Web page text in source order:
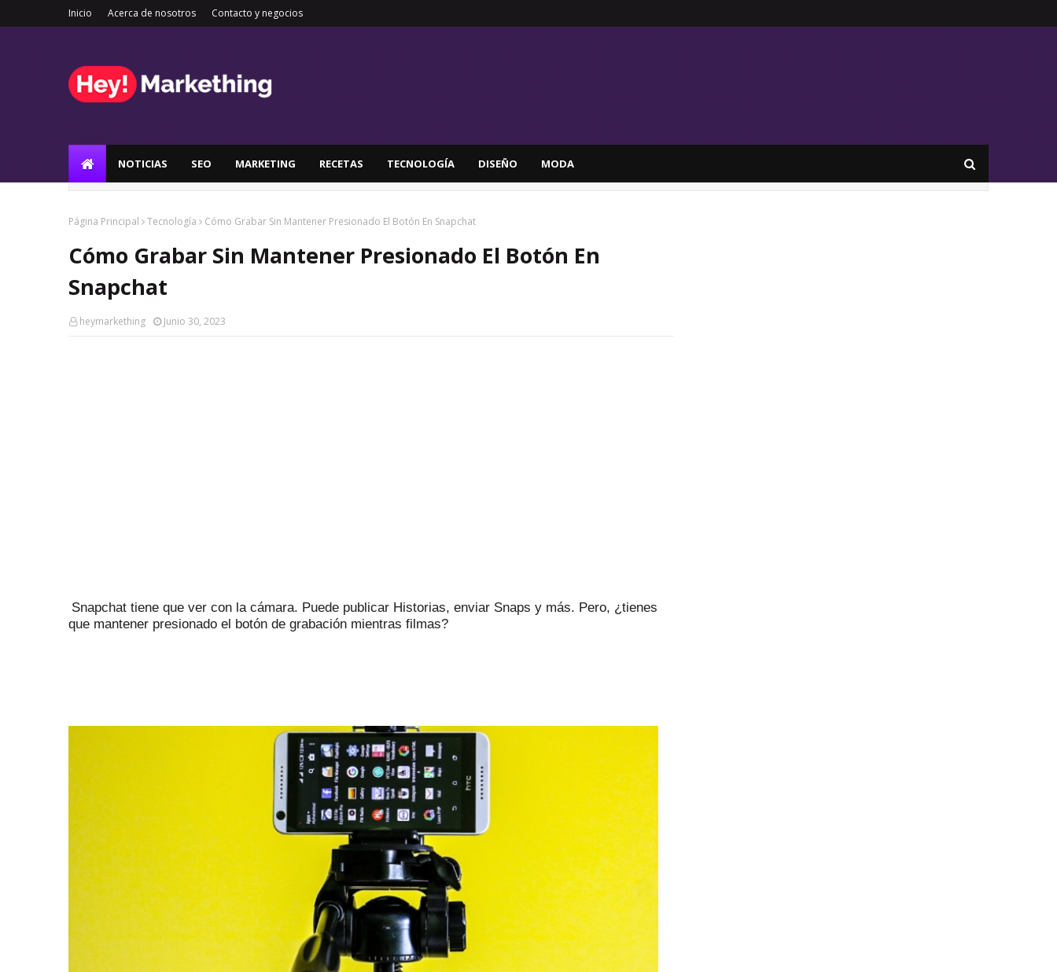
Inicio Acerca de nosotros Contacto y negocios
NOTICIAS SEO MARKETING RECETAS TECNOLOGÍA DISEÑO MODA
Página Principal Tecnología Cómo Grabar Sin Mantener Presionado El Botón En Snapchat
Cómo Grabar Sin Mantener Presionado El Botón En
Snapchat
heymarkething Junio 30, 2023
Snapchat tiene que ver con la cámara. Puede publicar Historias, enviar Snaps y más. Pero, ¿tienes
que mantener presionado el botón de grabación mientras filmas?